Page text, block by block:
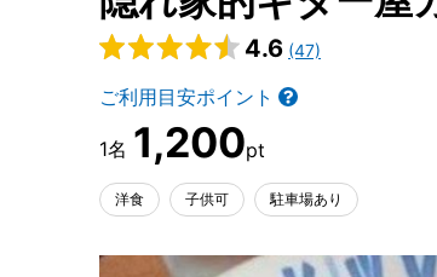
4.6 (47)
ご利用目安ポイント
1,200
洋食 子供可 駐車場あり